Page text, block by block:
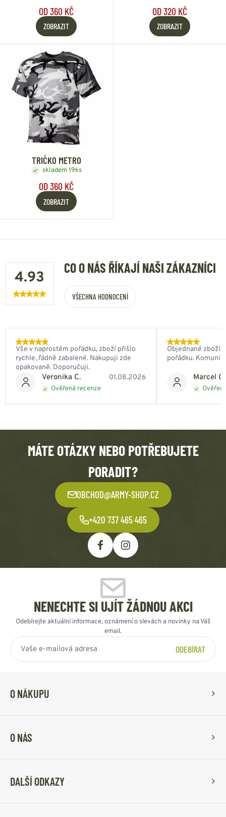
OD 360 KČ
ZOBRAZIT
OD 320 KČ
ZOBRAZIT
TRIČKO METRO
skladem 19ks
OD 360 KČ
ZOBRAZIT
4.93
CO O NÁS ŘÍKAJÍ NAŠI ZÁKAZNÍCI
VŠECHNA HODNOCENÍ
Veronika C. 01.08.2026
Ověřená recenze
Vše v naprostém pořádku, zboží přišlo
rychle, řádně zabalené. Nakupuji zde
opakovaně. Doporučuji.
Marcel
Objednané zboží
pořádku.
MÁTE OTÁZKY NEBO POTŘEBUJETE
PORADIT?
OBCHOD@ARMY-SHOP.CZ
+420 737 465 465
NENECHTE SI UJÍT ŽÁDNOU AKCI
Odebírejte aktuální informace, oznámení o slevách a novinky na Váš
email.
ODEBÍRAT
O NÁKUPU
O NÁS
DALŠÍ ODKAZY